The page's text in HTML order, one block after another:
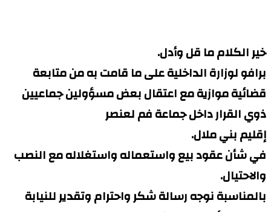
خير الكلام ما قل وأدل.
برافو لوزارة الداخلية على ما قامت به من متابعة
قضائية موازية مع اعتقال بعض مسؤولين جماعيين
ذوي القرار داخل جماعة فم لعنصر
إقليم بني ملال.
في شأن عقود بيع واستعماله واستغلاله مع النصب
والاحتيال.
بالمناسبة نوجه رسالة شكر واحترام وتقدير للنيابة